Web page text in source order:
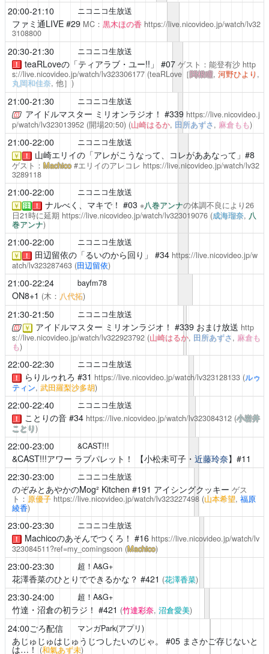
20:00-21:10 ニコニコ生放送
ファミ通LIVE#29 MC： 黒木ほの香 https://live.nicovideo.jp/watch/lv32
3108800
20:30-21:30 ニコニコ生放送
！ teaRLoveの「ティアラブ・ユー!!」 #07 ゲスト：能登有沙 http
s://live.nicovideo.jp/watch/lv323306177 (teaRLove［関根瞳, 河野ひより ,
丸岡和佳奈, 他］)
21:00-21:30 ニコニコ生放送
アイドルマスター ミリオンラジオ！ #339 https://live.nicovideo.j
p/watch/lv323013952(開場20:50) (山崎はるか, 田所あずさ, 麻倉もも)
21:00-22:00 ニコニコ生放送
￥ ！ 山崎エリイの「アレがこうなって、コレがああなって」#8
ゲスト： Machico#エリイのアレコレ https://live.nicovideo.jp/watch/lv32
3289118
21:00-22:00 ニコニコ生放送
￥ 注 ！ ナルべく、マキで！ #03 ※八巻アンナの体調不良により26
日21時に延期 https://live.nicovideo.jp/watch/lv323019076 (成海瑠奈, 八
巻アンナ)
21:00-22:00 ニコニコ生放送
￥ ！ 田辺留依の「るいのから回り」 #34 https://live.nicovideo.jp/w
atch/lv323287463 (田辺留依)
21:00-22:24 bayfm78
ON8+1 (木： 八代拓)
21:30-21:50 ニコニコ生放送
￥ アイドルマスター ミリオンラジオ！ #339 おまけ放送 http
s://live.nicovideo.jp/watch/lv322923792 (山崎はるか, 田所あずさ, 麻倉も
も)
22:00-22:30 ニコニコ生放送
！ らりルゥれろ #31 https://live.nicovideo.jp/watch/lv323128133 (ルゥ
ティン, 武田羅梨沙多胡)
22:00-22:40 ニコニコ生放送
！ ことりの音#34 https://live.nicovideo.jp/watch/lv323084312 (小岩井
ことり)
22:00-23:00 &CAST!!!
&CAST!!!アワー ラブパレット！ 【小松未可子・ 近藤玲奈】#11
22:30-23:00
ニコニコ生放送
のぞみとあやかのMog² Kitchen #191 アイシングクッキー ゲス
ト： 原優子 https://live.nicovideo.jp/watch/lv323227498 (山本希望, 福原
綾香)
23:00-23:30 ニコニコ生放送
！ Machicoのあそんでつくろ！ #16 https://live.nicovideo.jp/watch/lv
323084511?ref=my_comingsoon (Machico)
23:00-23:30 超！A&G+
花澤香菜のひとりでできるかな？ #421 (花澤香菜)
23:30-24:00 超！A&G+
竹達・沼倉の初ラジ！ #421 (竹達彩奈, 沼倉愛美)
24:00ごろ配信 マンガPark(アプリ)
あじゅじゅはじゅうじつしたいのじゃ。 #05 まさかご存じないと
は…！(和氣あず未)